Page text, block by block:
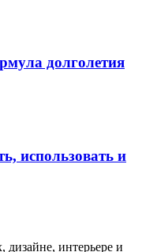
долголетия
использовать и
дизайне, интерьере и